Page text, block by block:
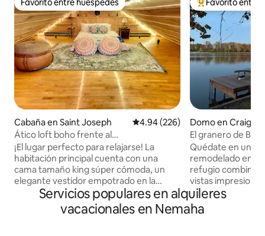
Favorito entre huéspedes
Favorito entre huéspedes
Cabaña en Saint Joseph Calificación promedio: 4.94 de
4.94 (226)
Ático loft boho frente al
río•Jacuzzi•Balcón
¡El lugar perfecto para relajarse! La
habitación principal cuenta con una
cama tamaño king súper cómoda, un
elegante vestidor empotrado en la
pared, una acogedora chimenea y un
balcón frente al río. El loft es ideal para
los amantes del estilo bohemio, cama
Favorito entre
Favorito entre
Domo en Craig
El granero de Big
Quédate en un
remodelado en
refugio combina
vistas
libre sin fin. A
o Kansas City, el
parejas, familias
Servicios populares en alquileres
vacacionales en Nemaha